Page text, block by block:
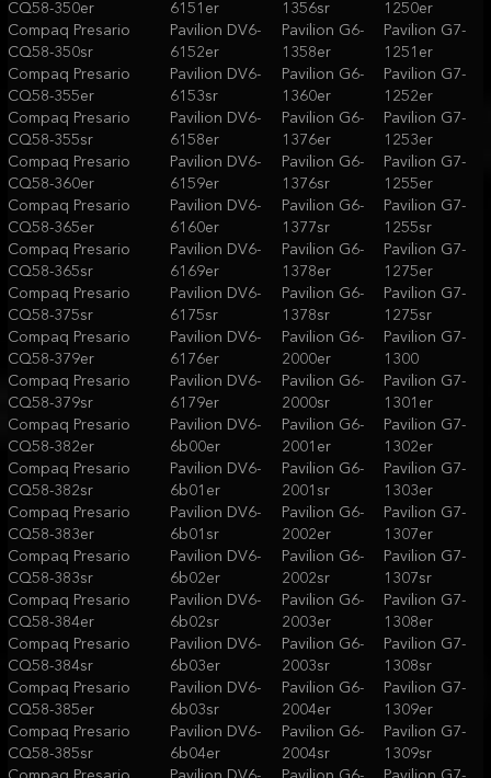
CQ58-350er
Compaq Presario
CQ58-350sr
Compaq Presario
CQ58-355er
Compaq Presario
CQ58-355sr
Compaq Presario
CQ58-360er
Compaq Presario
CQ58-365er
Compaq Presario
CQ58-365sr
Compaq Presario
CQ58-375sr
Compaq Presario
CQ58-379er
Compaq Presario
CQ58-379sr
Compaq Presario
CQ58-382er
Compaq Presario
CQ58-382sr
Compaq Presario
CQ58-383er
Compaq Presario
CQ58-383sr
Compaq Presario
CQ58-384er
Compaq Presario
CQ58-384sr
Compaq Presario
CQ58-385er
Compaq Presario
CQ58-385sr
6151er
Pavilion DV6-
6152er
Pavilion DV6-
6153sr
Pavilion DV6-
6158er
Pavilion DV6-
6159er
Pavilion DV6-
6160er
Pavilion DV6-
6169er
Pavilion DV6-
6175sr
Pavilion DV6-
6176er
Pavilion DV6-
6179er
Pavilion DV6-
6b00er
Pavilion DV6-
6b01er
Pavilion DV6-
6b01sr
Pavilion DV6-
6b02er
Pavilion DV6-
6b02sr
Pavilion DV6-
6b03er
Pavilion DV6-
6b03sr
Pavilion DV6-
6b04er
1356sr
Pavilion G6-
1358er
Pavilion G6-
1360er
Pavilion G6-
1376er
Pavilion G6-
1376sr
Pavilion G6-
1377sr
Pavilion G6-
1378er
Pavilion G6-
1378sr
Pavilion G6-
2000er
Pavilion G6-
2000sr
Pavilion G6-
2001er
Pavilion G6-
2001sr
Pavilion G6-
2002er
Pavilion G6-
2002sr
Pavilion G6-
2003er
Pavilion G6-
2003sr
Pavilion G6-
2004er
Pavilion G6-
2004sr
1250er
Pavilion G7-
1251er
Pavilion G7-
1252er
Pavilion G7-
1253er
Pavilion G7-
1255er
Pavilion G7-
1255sr
Pavilion G7-
1275er
Pavilion G7-
1275sr
Pavilion G7-
1300
Pavilion G7-
1301er
Pavilion G7-
1302er
Pavilion G7-
1303er
Pavilion G7-
1307er
Pavilion G7-
1307sr
Pavilion G7-
1308er
Pavilion G7-
1308sr
Pavilion G7-
1309er
Pavilion G7-
1309sr